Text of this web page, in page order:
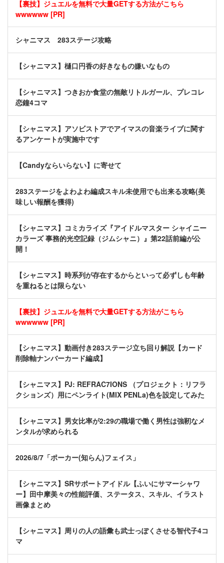
【裏技】ジュエルを無料で大量GETする方法がこちら
wwwwww [PR]
シャニマス 283ステージ攻略
【シャニマス】樋口円香の好きなもの嫌いなもの
【シャニマス】つきおか食堂の無敵リトルガール、プレコレ
恋鐘4コマ
【シャニマス】アソビストアでアイマスの音楽ライブに関す
るアンケートが実施中です
【Candyならいらない】に寄せて
283ステージをよわよわ編成スキル未使用でも出来る攻略(美
味しい報酬を獲得)
【シャニマス】コミカライズ『アイドルマスター シャイニー
カラーズ 事務的光空記録（ジムシャニ）』第22話前編が公
開！
【シャニマス】時系列が存在するからといって必ずしも年齢
を重ねるとは限らない
【裏技】ジュエルを無料で大量GETする方法がこちら
wwwwww [PR]
【シャニマス】動画付き283ステージ立ち回り解説【カード
削除軸ナンバーカード編成】
【シャニマス】PJ: REFRAC7IONS （プロジェクト：リフラ
クションズ）用にペンライト(MIX PENLa)色を設定してみた
【シャニマス】男女比率が2:29の職場で働く男性は強靭なメ
ンタルが求められる
2026/8/7「ポーカー(知らん)フェイス」
【シャニマス】SRサポートアイドル【ふいにサマーシャワ
ー】田中摩美々の性能評価、ステータス、スキル、イラスト
画像まとめ
【シャニマス】周りの人の語彙も武士っぽくさせる智代子4コ
マ